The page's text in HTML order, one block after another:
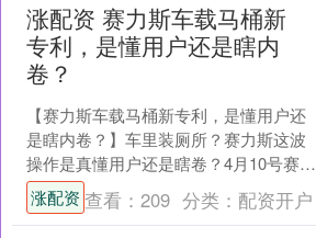
涨配资 赛力斯车载马桶新
专利，是懂用户还是瞎内
卷？
【赛力斯车载马桶新专利，是懂用户还
是瞎内卷？】车里装厕所？赛力斯这波
操作是真懂用户还是瞎卷？4月10号赛力
斯拿下一个“车载便器”专利，座椅下面藏
个马桶，拉出来就....
涨配资 查看： 209 分类： 配资开户